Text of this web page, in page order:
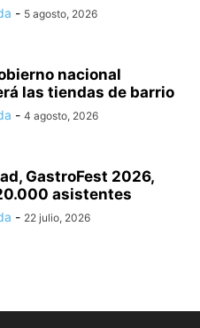
- 5 agosto, 2026
nacional
las tiendas de barrio
- 4 agosto, 2026
GastroFest 2026,
asistentes
- 22 julio, 2026